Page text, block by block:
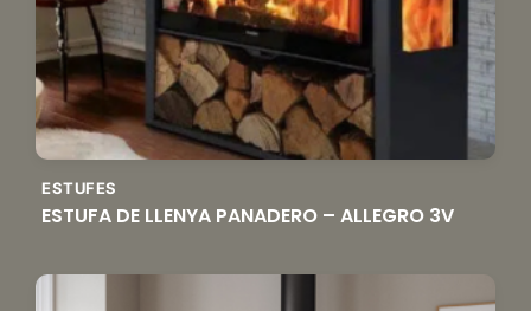
ESTUFES
ESTUFA DE LLENYA PANADERO – ALLEGRO 3V